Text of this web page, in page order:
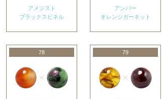
アメジスト
ブラックスピネル
アンバー
オレンジガーネット
78 79